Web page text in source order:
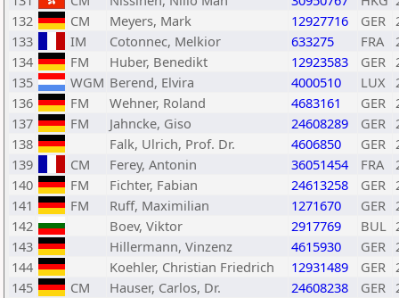
132
CM Meyers, Mark 12927716 GER
133
IM Cotonnec, Melkior 633275 FRA
134
FM Huber, Benedikt 12923583 GER
135
WGM Berend, Elvira 4000510 LUX
136
FM Wehner, Roland 4683161 GER
137
FM Jahncke, Giso 24608289 GER
138
Falk, Ulrich, Prof. Dr. 4606850 GER
139
CM Ferey, Antonin 36051454 FRA
140
FM Fichter, Fabian 24613258 GER
141
FM Ruff, Maximilian 1271670 GER
142
Boev, Viktor 2917769 BUL
143
Hillermann, Vinzenz 4615930 GER
144
Koehler, Christian Friedrich 12931489 GER
145
CM Hauser, Carlos, Dr. 24608238 GER